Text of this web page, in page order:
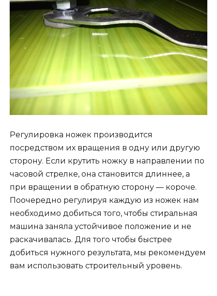
Регулировка ножек производится
посредством их вращения в одну или другую
сторону. Если крутить ножку в направлении по
часовой стрелке, она становится длиннее, а
при вращении в обратную сторону — короче.
Поочередно регулируя каждую из ножек нам
необходимо добиться того, чтобы стиральная
машина заняла устойчивое положение и не
раскачивалась. Для того чтобы быстрее
добиться нужного результата, мы рекомендуем
вам использовать строительный уровень.